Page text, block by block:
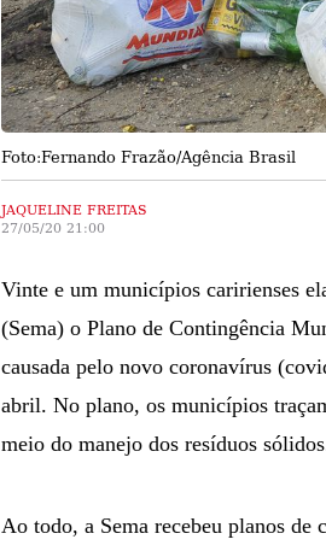
Foto:Fernando Frazão/Agência Brasil
JAQUELINE FREITAS
27/05/20 21:00
Vinte e um municípios caririenses
(Sema) o Plano de Contingência
causada pelo novo coronavírus
abril. No plano, os municípios
meio do manejo dos resíduos
Ao todo, a Sema recebeu planos